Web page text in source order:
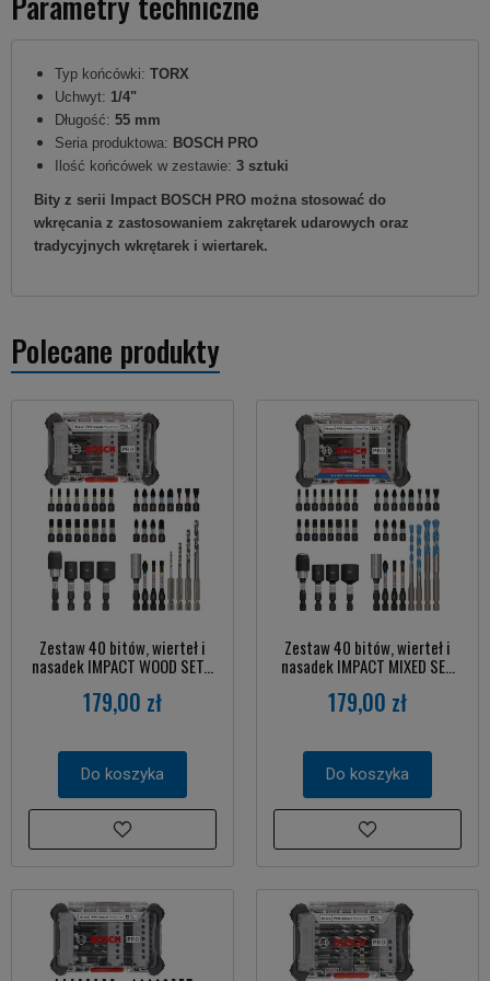
Typ końcówki: TORX
Uchwyt: 1/4"
Długość: 55 mm
Seria produktowa: BOSCH PRO
Ilość końcówek w zestawie: 3 sztuki
Bity z serii Impact BOSCH PRO można stosować do
wkręcania z zastosowaniem zakrętarek udarowych oraz
tradycyjnych wkrętarek i wiertarek.
Polecane produkty
Zestaw 40 bitów, wierteł i
nasadek IMPACT WOOD SET...
179,00 zł
Do koszyka
Zestaw 40 bitów, wierteł i
nasadek IMPACT MIXED SE...
179,00 zł
Do koszyka